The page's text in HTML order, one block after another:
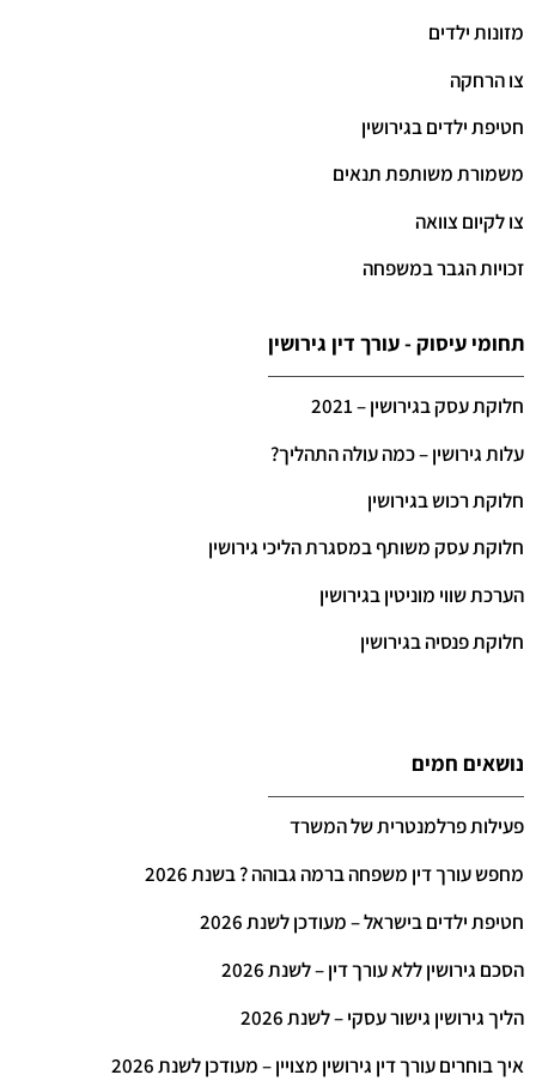
מזונות ילדים
צו הרחקה
חטיפת ילדים בגירושין
משמורת משותפת תנאים
צו לקיום צוואה
זכויות הגבר במשפחה
תחומי עיסוק - עורך דין גירושין
חלוקת עסק בגירושין – 2021
עלות גירושין – כמה עולה התהליך?
חלוקת רכוש בגירושין
חלוקת עסק משותף במסגרת הליכי גירושין
הערכת שווי מוניטין בגירושין
חלוקת פנסיה בגירושין
נושאים חמים
פעילות פרלמנטרית של המשרד
מחפש עורך דין משפחה ברמה גבוהה ? בשנת 2026
חטיפת ילדים בישראל – מעודכן לשנת 2026
הסכם גירושין ללא עורך דין – לשנת 2026
הליך גירושין גישור עסקי – לשנת 2026
איך בוחרים עורך דין גירושין מצויין – מעודכן לשנת 2026